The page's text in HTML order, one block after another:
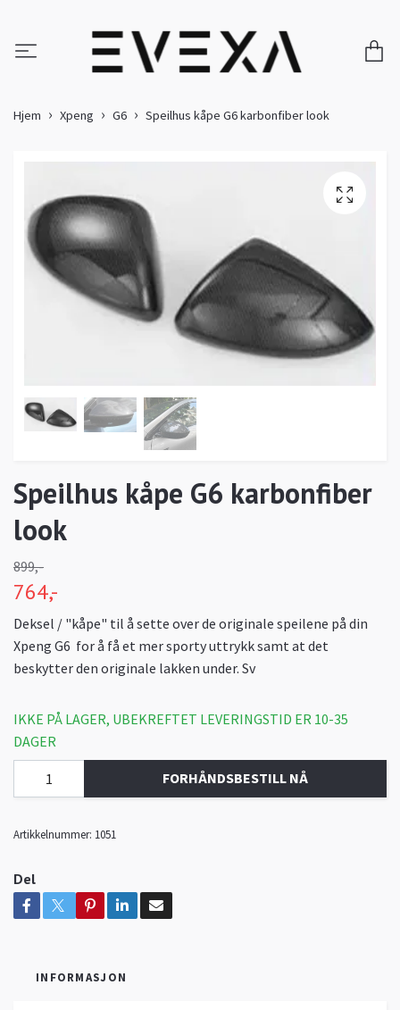
Hjem Xpeng G6 Speilhus kåpe G6 karbonfiber look
Speilhus kåpe G6 karbonfiber
look
899,-
764,-
Deksel / "kåpe" til å sette over de originale speilene på din
Xpeng G6 for å få et mer sporty uttrykk samt at det
beskytter den originale lakken under. Sv
IKKE PÅ LAGER, UBEKREFTET LEVERINGSTID ER 10-35
DAGER
FORHÅNDSBESTILL NÅ
Artikkelnummer: 1051
Del
INFORMASJON